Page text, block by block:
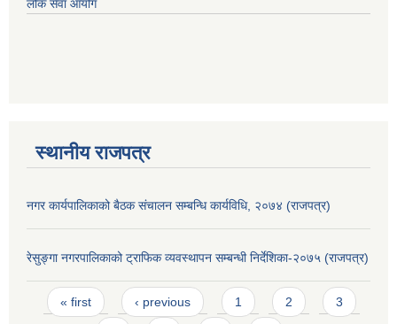
लोक सेवा आयोग
स्थानीय राजपत्र
नगर कार्यपालिकाको बैठक संचालन सम्बन्धि कार्यविधि, २०७४ (राजपत्र)
रेसुङ्गा नगरपालिकाको ट्राफिक व्यवस्थापन सम्बन्धी निर्देशिका-२०७५ (राजपत्र)
Pages
« first ‹ previous 1 2 3